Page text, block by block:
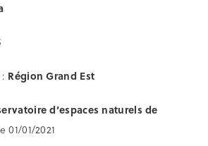
Région Grand Est
d’espaces naturels de
01/01/2021